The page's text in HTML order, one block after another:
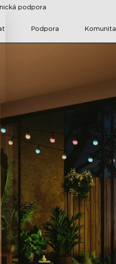
podpora
Podpora Komunita